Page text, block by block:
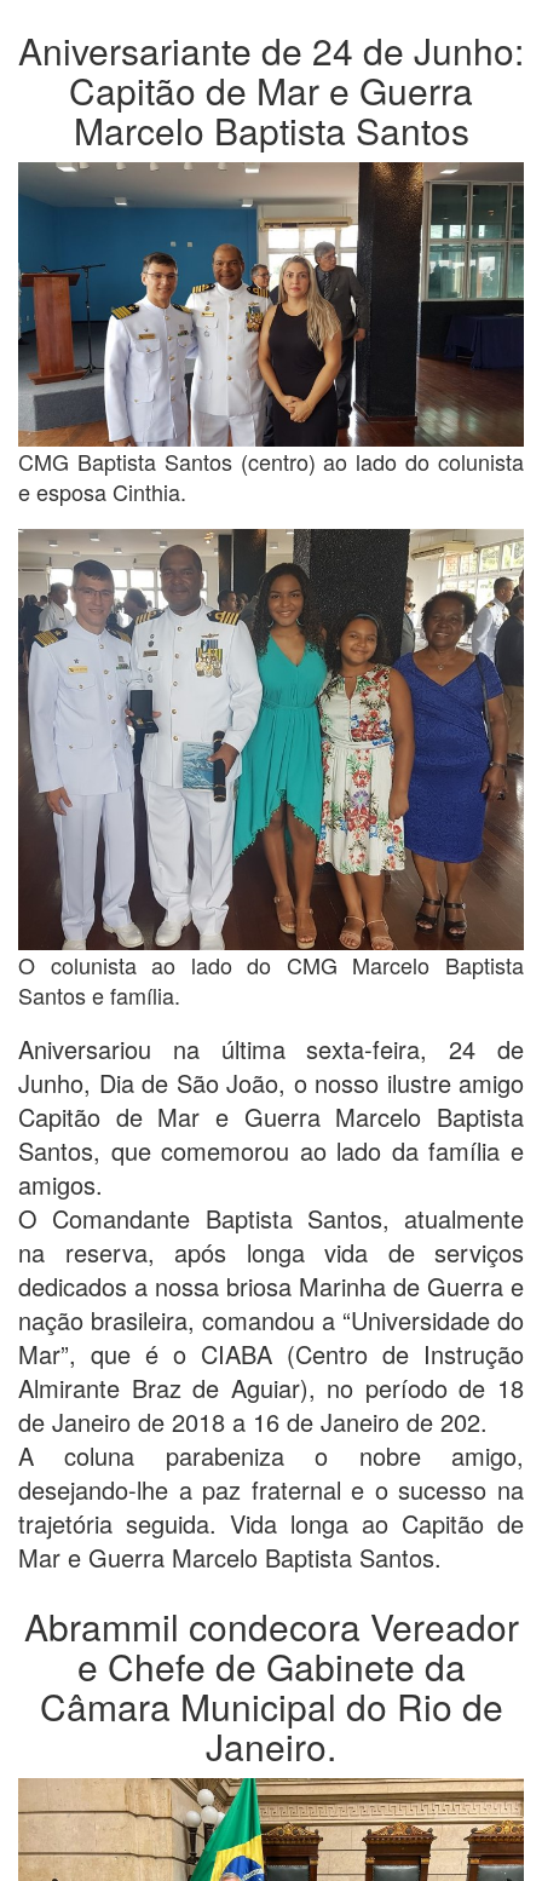
Aniversariante de 24 de Junho:
Capitão de Mar e Guerra
Marcelo Baptista Santos
CMG Baptista Santos (centro) ao lado do colunista
e esposa Cinthia.
O colunista ao lado do CMG Marcelo Baptista
Santos e família.
Aniversariou na última sexta-feira, 24 de
Junho, Dia de São João, o nosso ilustre amigo
Capitão de Mar e Guerra Marcelo Baptista
Santos, que comemorou ao lado da família e
amigos.
O Comandante Baptista Santos, atualmente
na reserva, após longa vida de serviços
dedicados a nossa briosa Marinha de Guerra e
nação brasileira, comandou a “Universidade do
Mar”, que é o CIABA (Centro de Instrução
Almirante Braz de Aguiar), no período de 18
de Janeiro de 2018 a 16 de Janeiro de 202.
A coluna parabeniza o nobre amigo,
desejando-lhe a paz fraternal e o sucesso na
trajetória seguida. Vida longa ao Capitão de
Mar e Guerra Marcelo Baptista Santos.
Abrammil condecora Vereador
e Chefe de Gabinete da
Câmara Municipal do Rio de
Janeiro.